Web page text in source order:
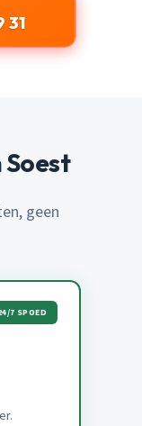
31
geen
7 SPOED